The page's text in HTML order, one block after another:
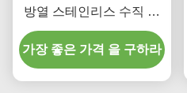
방열 스테인리스 수직 ​​가
동 가능한 송곳 컨베이어
가장 좋은 가격 을 구하라